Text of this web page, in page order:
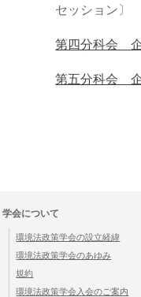
セッション〕
第四分科会 企
第五分科会 企
学会について
環境法政策学会の設立経緯
環境法政策学会のあゆみ
規約
環境法政策学会入会のご案内